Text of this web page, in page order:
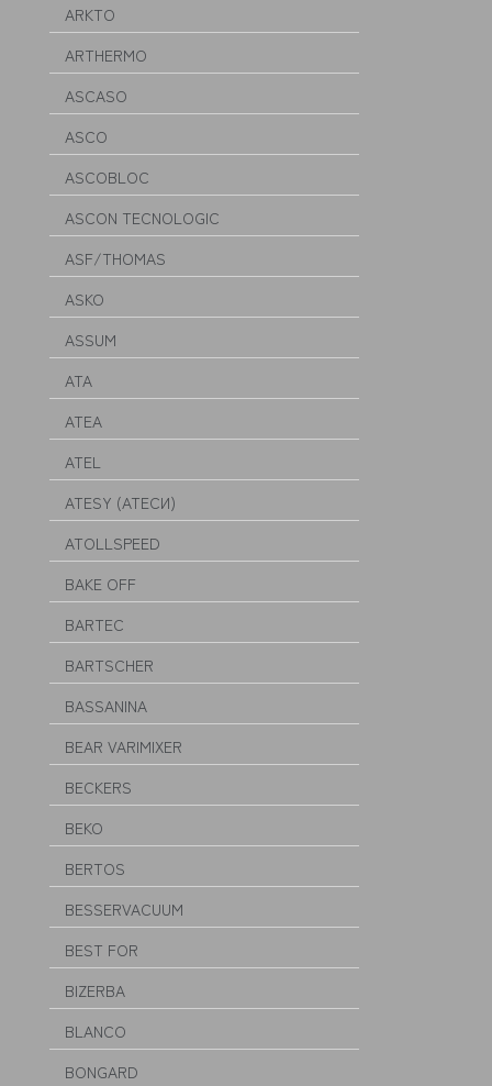
ARKTO
ARTHERMO
ASCASO
ASCO
ASCOBLOC
ASCON TECNOLOGIC
ASF/THOMAS
ASKO
ASSUM
ATA
ATEA
ATEL
ATESY (АТЕСИ)
ATOLLSPEED
BAKE OFF
BARTEC
BARTSCHER
BASSANINA
BEAR VARIMIXER
BECKERS
BEKO
BERTOS
BESSERVACUUM
BEST FOR
BIZERBA
BLANCO
BONGARD